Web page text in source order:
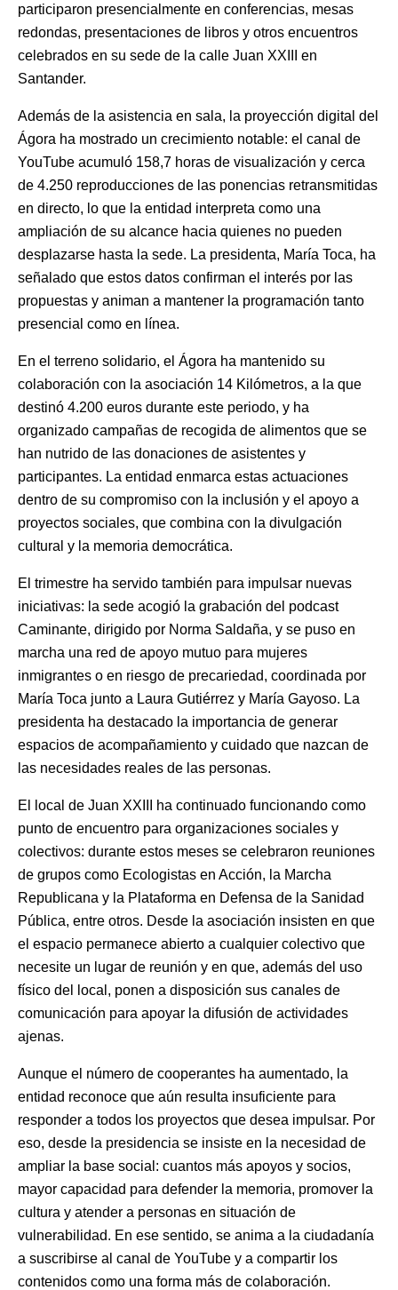
participaron presencialmente en conferencias, mesas
redondas, presentaciones de libros y otros encuentros
celebrados en su sede de la calle Juan XXIII en
Santander.
Además de la asistencia en sala, la proyección digital del
Ágora ha mostrado un crecimiento notable: el canal de
YouTube acumuló 158,7 horas de visualización y cerca
de 4.250 reproducciones de las ponencias retransmitidas
en directo, lo que la entidad interpreta como una
ampliación de su alcance hacia quienes no pueden
desplazarse hasta la sede. La presidenta, María Toca, ha
señalado que estos datos confirman el interés por las
propuestas y animan a mantener la programación tanto
presencial como en línea.
En el terreno solidario, el Ágora ha mantenido su
colaboración con la asociación 14 Kilómetros, a la que
destinó 4.200 euros durante este periodo, y ha
organizado campañas de recogida de alimentos que se
han nutrido de las donaciones de asistentes y
participantes. La entidad enmarca estas actuaciones
dentro de su compromiso con la inclusión y el apoyo a
proyectos sociales, que combina con la divulgación
cultural y la memoria democrática.
El trimestre ha servido también para impulsar nuevas
iniciativas: la sede acogió la grabación del podcast
Caminante, dirigido por Norma Saldaña, y se puso en
marcha una red de apoyo mutuo para mujeres
inmigrantes o en riesgo de precariedad, coordinada por
María Toca junto a Laura Gutiérrez y María Gayoso. La
presidenta ha destacado la importancia de generar
espacios de acompañamiento y cuidado que nazcan de
las necesidades reales de las personas.
El local de Juan XXIII ha continuado funcionando como
punto de encuentro para organizaciones sociales y
colectivos: durante estos meses se celebraron reuniones
de grupos como Ecologistas en Acción, la Marcha
Republicana y la Plataforma en Defensa de la Sanidad
Pública, entre otros. Desde la asociación insisten en que
el espacio permanece abierto a cualquier colectivo que
necesite un lugar de reunión y en que, además del uso
físico del local, ponen a disposición sus canales de
comunicación para apoyar la difusión de actividades
ajenas.
Aunque el número de cooperantes ha aumentado, la
entidad reconoce que aún resulta insuficiente para
responder a todos los proyectos que desea impulsar. Por
eso, desde la presidencia se insiste en la necesidad de
ampliar la base social: cuantos más apoyos y socios,
mayor capacidad para defender la memoria, promover la
cultura y atender a personas en situación de
vulnerabilidad. En ese sentido, se anima a la ciudadanía
a suscribirse al canal de YouTube y a compartir los
contenidos como una forma más de colaboración.